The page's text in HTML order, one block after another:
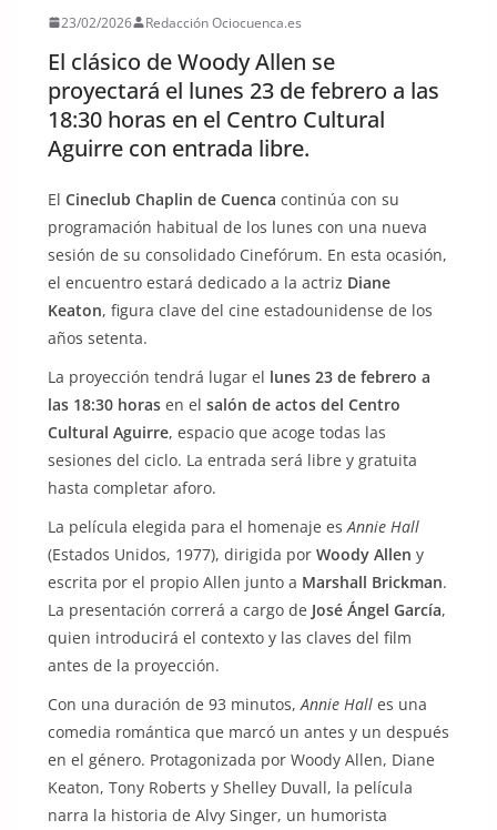
23/02/2026 Redacción Ociocuenca.es
El clásico de Woody Allen se
proyectará el lunes 23 de febrero a las
18:30 horas en el Centro Cultural
Aguirre con entrada libre.
El Cineclub Chaplin de Cuenca continúa con su
programación habitual de los lunes con una nueva
sesión de su consolidado Cinefórum. En esta ocasión,
el encuentro estará dedicado a la actriz Diane
Keaton, figura clave del cine estadounidense de los
años setenta.
La proyección tendrá lugar el lunes 23 de febrero a
las 18:30 horasen el salón de actos del Centro
Cultural Aguirre, espacio que acoge todas las
sesiones del ciclo. La entrada será libre y gratuita
hasta completar aforo.
La película elegida para el homenaje es Annie Hall
(Estados Unidos, 1977), dirigida por Woody Allen y
escrita por el propio Allen junto a Marshall Brickman.
La presentación correrá a cargo de José Ángel García,
quien introducirá el contexto y las claves del film
antes de la proyección.
Con una duración de 93 minutos, Annie Halles una
comedia romántica que marcó un antes y un después
en el género. Protagonizada por Woody Allen, Diane
Keaton, Tony Roberts y Shelley Duvall, la película
narra la historia de Alvy Singer, un humorista